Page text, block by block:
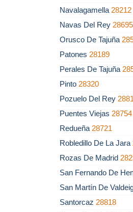
Navalagamella 28212
Navas Del Rey 28695
Orusco De Tajuña
Patones 28189
Perales De Tajuña
Pinto 28320
Pozuelo Del Rey
Puentes Viejas 28754
Redueña 28721
Robledillo De La Jara
Rozas De Madrid
San Fernando De
San Martín De
Santorcaz 28818